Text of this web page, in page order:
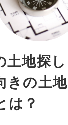
土地探
きの土
は？